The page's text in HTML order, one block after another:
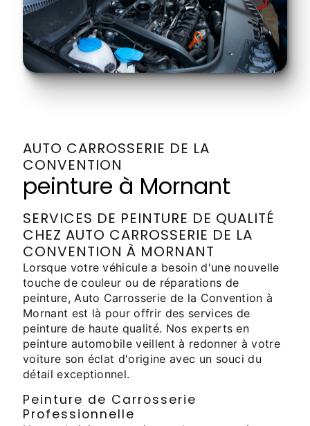
AUTO CARROSSERIE DE LA
CONVENTION
peinture à Mornant
SERVICES DE PEINTURE DE QUALITÉ
CHEZ AUTO CARROSSERIE DE LA
CONVENTION À MORNANT
Lorsque votre véhicule a besoin d'une nouvelle
touche de couleur ou de réparations de
peinture, Auto Carrosserie de la Convention à
Mornant est là pour offrir des services de
peinture de haute qualité. Nos experts en
peinture automobile veillent à redonner à votre
voiture son éclat d'origine avec un souci du
détail exceptionnel.
Peinture de Carrosserie
Professionnelle